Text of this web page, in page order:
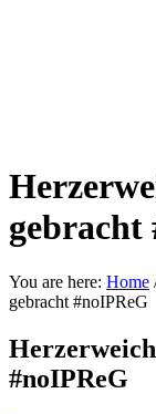
gebracht
You are here: Home
gebracht #noIPReG
#noIPReG